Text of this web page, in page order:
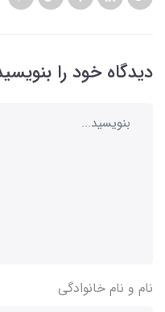
دیدگاه خود را
نام و نام خانوادگی